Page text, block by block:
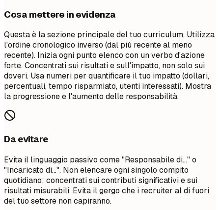
Cosa mettere in evidenza
Questa è la sezione principale del tuo curriculum. Utilizza
l'ordine cronologico inverso (dal più recente al meno
recente). Inizia ogni punto elenco con un verbo d'azione
forte. Concentrati sui risultati e sull'impatto, non solo sui
doveri. Usa numeri per quantificare il tuo impatto (dollari,
percentuali, tempo risparmiato, utenti interessati). Mostra
la progressione e l'aumento delle responsabilità.
Da evitare
Evita il linguaggio passivo come "Responsabile di..." o
"Incaricato di...". Non elencare ogni singolo compito
quotidiano; concentrati sui contributi significativi e sui
risultati misurabili. Evita il gergo che i recruiter al di fuori
del tuo settore non capiranno.